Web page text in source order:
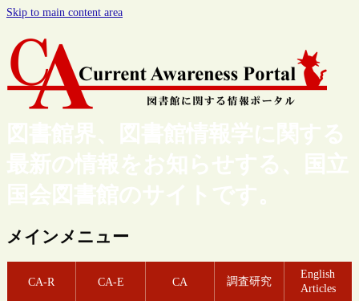
Skip to main content area
図書館界、図書館情報学に関する
最新の情報をお知らせする、国立
国会図書館のサイトです。
メインメニュー
CA-R CA-E CA 調査研究
English
Articles